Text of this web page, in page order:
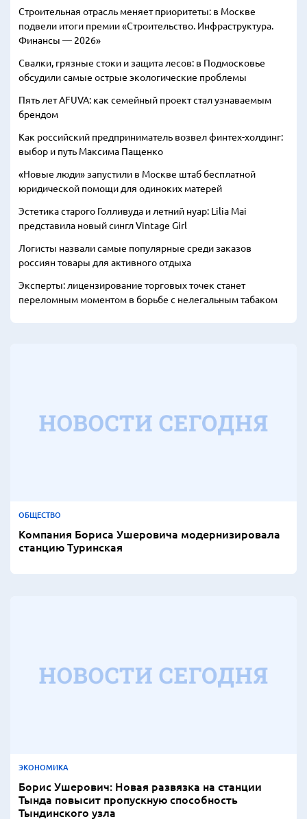
Строительная отрасль меняет приоритеты: в Москве
подвели итоги премии «Строительство. Инфраструктура.
Финансы — 2026»
Свалки, грязные стоки и защита лесов: в Подмосковье
обсудили самые острые экологические проблемы
Пять лет AFUVA: как семейный проект стал узнаваемым
брендом
Как российский предприниматель возвел финтех-холдинг:
выбор и путь Максима Пащенко
«Новые люди» запустили в Москве штаб бесплатной
юридической помощи для одиноких матерей
Эстетика старого Голливуда и летний нуар: Lilia Mai
представила новый сингл Vintage Girl
Логисты назвали самые популярные среди заказов
россиян товары для активного отдыха
Эксперты: лицензирование торговых точек станет
переломным моментом в борьбе с нелегальным табаком
ОБЩЕСТВО
Компания Бориса Ушеровича модернизировала
станцию Туринская
ЭКОНОМИКА
Борис Ушерович: Новая развязка на станции
Тында повысит пропускную способность
Тындинского узла